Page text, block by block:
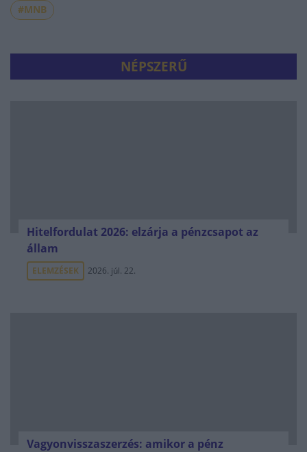
#MNB
NÉPSZERŰ
Hitelfordulat 2026: elzárja a pénzcsapot az
állam
ELEMZÉSEK 2026. júl. 22.
Vagyonvisszaszerzés: amikor a pénz